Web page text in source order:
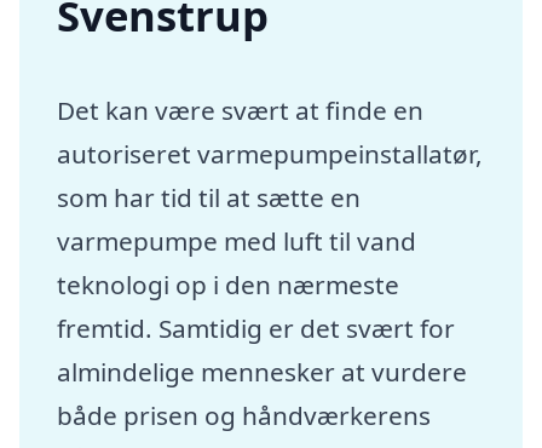
Svenstrup
Det kan være svært at finde en
autoriseret varmepumpeinstallatør,
som har tid til at sætte en
varmepumpe med luft til vand
teknologi op i den nærmeste
fremtid. Samtidig er det svært for
almindelige mennesker at vurdere
både prisen og håndværkerens